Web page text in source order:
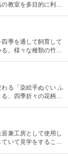
教室を多目的に利用
石川近代文学館」に
季を通して飼育して
。様々な種類の竹を
のもてなしと鈴虫説
る「染絵手ぬぐい ふ
、四季折々の花柄や
兼工房として使用し
いて見学をすること